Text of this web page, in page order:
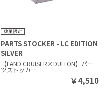
PARTS STOCKER - LC EDITION
SILVER
【LAND CRUISER×DULTON】パー
ツストッカー
￥4,510